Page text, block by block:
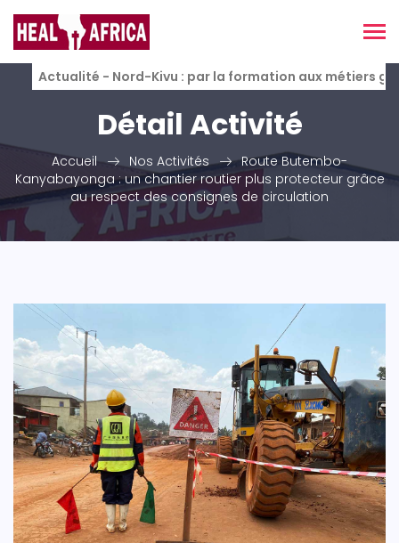
Actualité - Nord-Kivu : par la formation aux métiers
Détail Activité
Accueil Nos Activités
Route Butembo-
Kanyabayonga : un chantier routier plus protecteur grâce
au respect des consignes de circulation